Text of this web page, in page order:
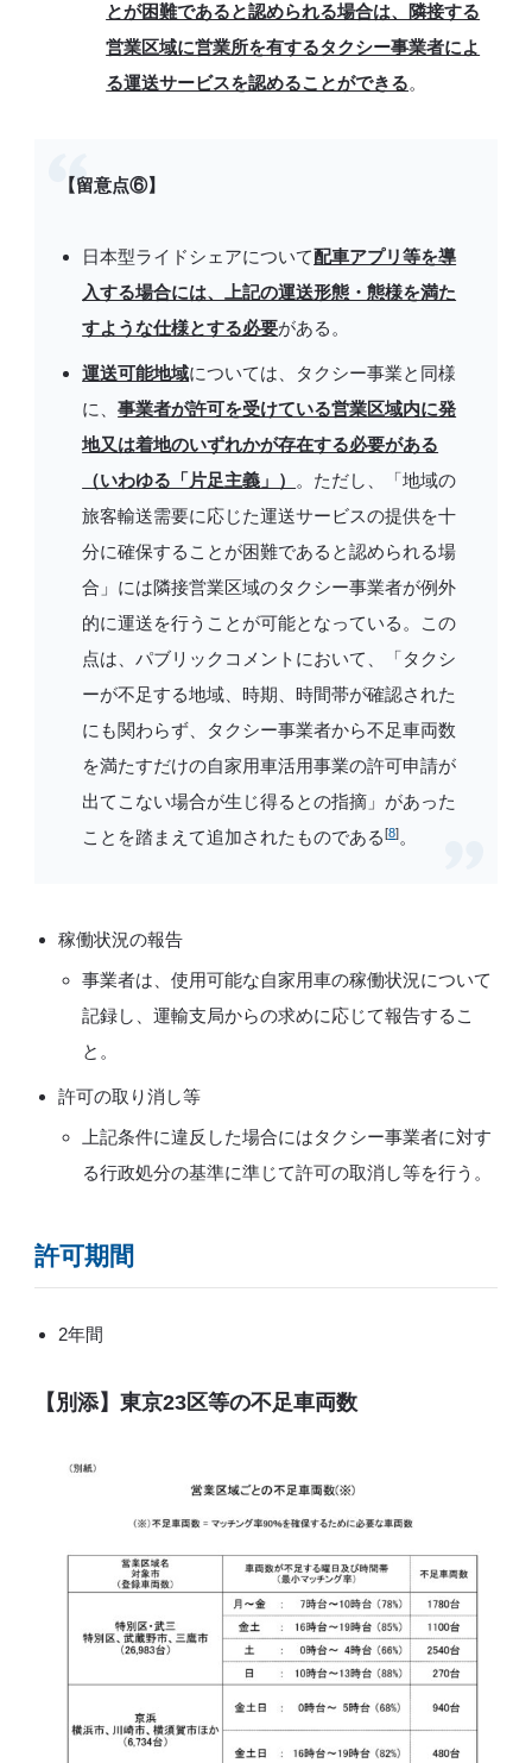
とが困難であると認められる場合は、隣接する
営業区域に営業所を有するタクシー事業者によ
る運送サービスを認めることができる。
【留意点⑥】
日本型ライドシェアについて配車アプリ等を導
入する場合には、上記の運送形態・態様を満た
すような仕様とする必要がある。
運送可能地域については、タクシー事業と同様
に、事業者が許可を受けている営業区域内に発
地又は着地のいずれかが存在する必要がある
（いわゆる「片足主義」）
。ただし、「地域の
旅客輸送需要に応じた運送サービスの提供を十
分に確保することが困難であると認められる場
合」には隣接営業区域のタクシー事業者が例外
的に運送を行うことが可能となっている。この
点は、パブリックコメントにおいて、「タクシ
ーが不足する地域、時期、時間帯が確認された
にも関わらず、タクシー事業者から不足車両数
を満たすだけの自家用車活用事業の許可申請が
出てこない場合が生じ得るとの指摘」があった
ことを踏まえて追加されたものである[8]。
稼働状況の報告
事業者は、使用可能な自家用車の稼働状況について
記録し、運輸支局からの求めに応じて報告するこ
と。
許可の取り消し等
上記条件に違反した場合にはタクシー事業者に対す
る行政処分の基準に準じて許可の取消し等を行う。
許可期間
2年間
【別添】東京23区等の不足車両数